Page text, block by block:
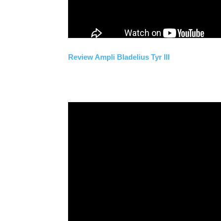
Review Ampli Bladelius Tyr III